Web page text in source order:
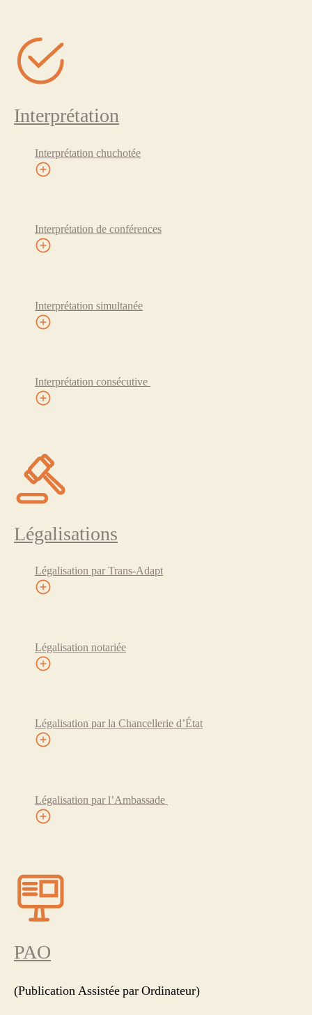
Interprétation
Interprétation chuchotée
Interprétation de conférences
Interprétation simultanée
Interprétation consécutive
Légalisations
Légalisation par Trans-Adapt
Légalisation notariée
Légalisation par la Chancellerie d’État
Légalisation par l’Ambassade
PAO
(Publication Assistée par Ordinateur)